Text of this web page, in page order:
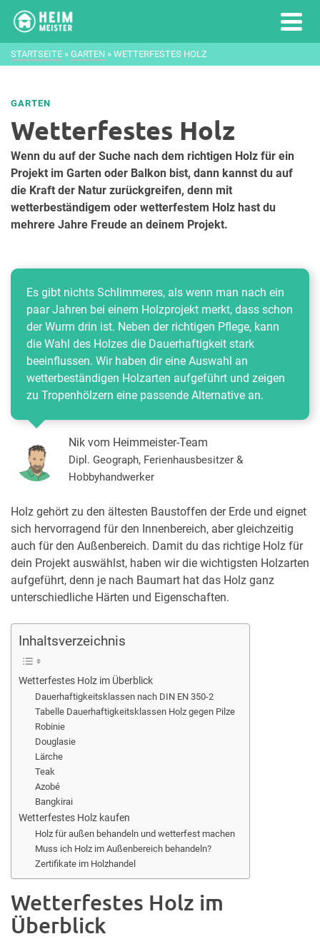
STARTSEITE » GARTEN » WETTERFESTES HOLZ
GARTEN
Wetterfestes Holz
Wenn du auf der Suche nach dem richtigen Holz für ein
Projekt im Garten oder Balkon bist, dann kannst du auf
die Kraft der Natur zurückgreifen, denn mit
wetterbeständigem oder wetterfestem Holz hast du
mehrere Jahre Freude an deinem Projekt.
Es gibt nichts Schlimmeres, als wenn man nach ein
paar Jahren bei einem Holzprojekt merkt, dass schon
der Wurm drin ist. Neben der richtigen Pflege, kann
die Wahl des Holzes die Dauerhaftigkeit stark
beeinflussen. Wir haben dir eine Auswahl an
wetterbeständigen Holzarten aufgeführt und zeigen
zu Tropenhölzern eine passende Alternative an.
Nik vom Heimmeister-Team
Dipl. Geograph, Ferienhausbesitzer &
Hobbyhandwerker
Holz gehört zu den ältesten Baustoffen der Erde und eignet
sich hervorragend für den Innenbereich, aber gleichzeitig
auch für den Außenbereich. Damit du das richtige Holz für
dein Projekt auswählst, haben wir die wichtigsten Holzarten
aufgeführt, denn je nach Baumart hat das Holz ganz
unterschiedliche Härten und Eigenschaften.
Inhaltsverzeichnis
Wetterfestes Holz im Überblick
Dauerhaftigkeitsklassen nach DIN EN 350-2
Tabelle Dauerhaftigkeitsklassen Holz gegen Pilze
Robinie
Douglasie
Lärche
Teak
Azobé
Bangkirai
Wetterfestes Holz kaufen
Holz für außen behandeln und wetterfest machen
Muss ich Holz im Außenbereich behandeln?
Zertifikate im Holzhandel
Wetterfestes Holz im
Überblick